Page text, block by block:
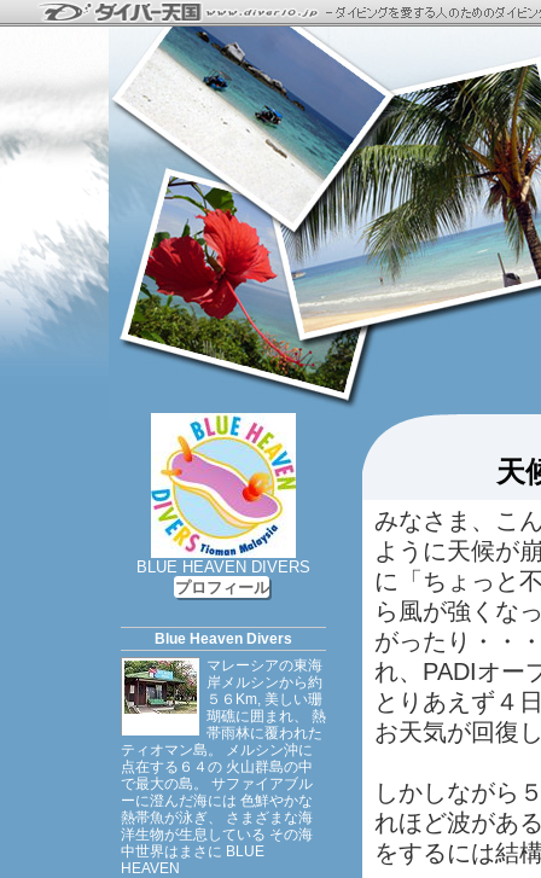
天
みなさま、こ
ように天候が
に「ちょっと
ら風が強くな
がったり・・
れ、PADIオー
とりあえず４
お天気が回復
しかしながら
れほど波があ
をするには結
BLUE HEAVEN DIVERS
プロフィール
Blue Heaven Divers
マレーシアの東海
岸メルシンから約
５６Km, 美しい珊
瑚礁に囲まれ、 熱
帯雨林に覆われた
ティオマン島。 メルシン沖に
点在する６４の 火山群島の中
で最大の島。 サファイアブル
ーに澄んだ海には 色鮮やかな
熱帯魚が泳ぎ、 さまざまな海
洋生物が生息している その海
中世界はまさに BLUE
HEAVEN